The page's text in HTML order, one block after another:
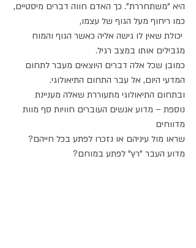
היא "משתחררת". כך האדם חווה דברים מיסטיים,
כמו ריחוף מעל הגוף של עצמו,
יכולת שאין לו גישה אליה כאשר הגוף והמוח
מגבילים אותו במצב רגיל.
כמובן שכל אלה דברים היוצאים מעבר לתחום
המדעי היום, אל עבר התחום התיאולוגי.
ובתחום התיאולוגי מתעוררת שאלה מעניינת
נוספת – מדוע אנשים העוברים חוויות סף מוות
מדווחים
שראו מול עיניהם או נזכרו לפתע בכל חייהם?
מדוע העבר "רץ" לפתע במוחם?